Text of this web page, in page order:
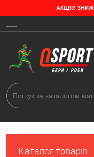
Як вибрати дитячий
Мабуть, найзручнішою
від пронизливого вітру
вироби можна одягати
АКЦІЯ!
Каталог товарів